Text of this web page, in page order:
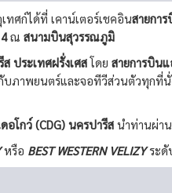
ศก์ได้ที่ เคาน์เตอร์เชคอินสายกา
ณ สนามบินสุวรรณภูมิ
ประเทศฝรั่งเศสโดย สายการบิน
บภาพยนตร์และจอทีวีส่วนตัวทุกที่นั่
อโกว์ (CDG) นครปารีสนำท่านผ่าน
หรือ BEST WESTERN VELIZYระดั